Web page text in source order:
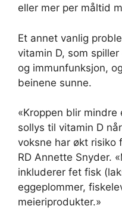
eller mer per måltid
Et annet vanlig
vitamin D, som
og immunfunksjon,
beinene sunne.
«Kroppen blir
sollys til vitamin D
voksne har økt risiko
RD Annette Snyder.
inkluderer fet fisk
eggeplommer,
meieriprodukter.»